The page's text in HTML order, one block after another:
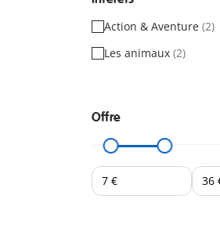
Action & Aventure (2)
Les animaux (2)
Offre